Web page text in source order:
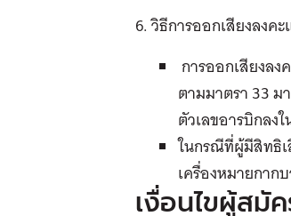
6. วิธีการออกเสียงลงค
การออกเสียงล
ตามมาตรา 33 ม
ตัวเลขอารบิกลง
ในกรณีที่ผู้มีสิทธิเ
เครื่องหมายกาก
เงื่อนไขผู้สมั